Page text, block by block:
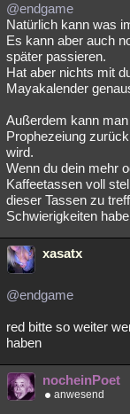
@endgame
Natürlich kann was
Es kann aber auch
später passieren.
Hat aber nichts mit
Mayakalender
Außerdem kann
Prophezeiung
wird.
Wenn du dein mehr
Kaffeetassen voll
dieser Tassen zu
Schwierigkeiten
xasatx
@endgame
red bitte so weiter
haben
nocheinPoet
anwesend